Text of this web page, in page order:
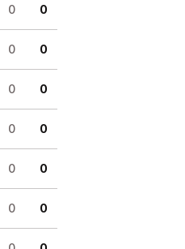
0 0
0 0
0 0
0 0
0 0
0 0